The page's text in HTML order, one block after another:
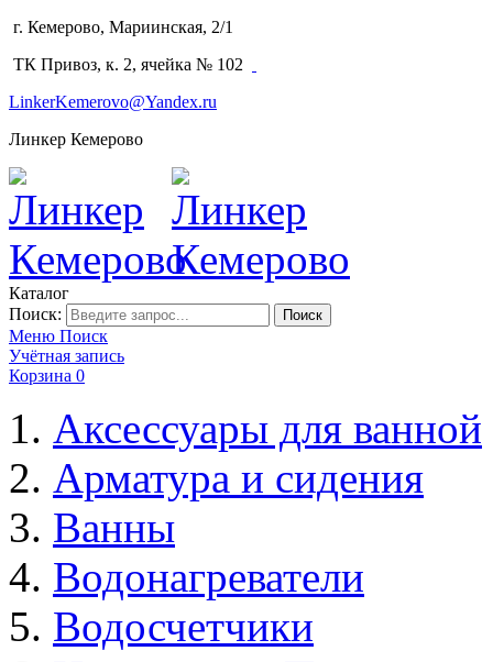
г. Кемерово, Мариинская, 2/1
ТК Привоз, к. 2, ячейка № 102
LinkerKemerovo@Yandex.ru
Линкер Кемерово
Каталог
Поиск:
Поиск
Меню Поиск
Учётная запись
Корзина 0
Аксессуары для ванной
Арматура и сидения
Ванны
Водонагреватели
Водосчетчики